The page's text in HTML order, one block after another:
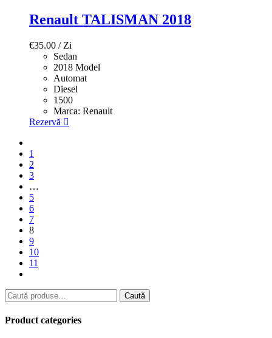
Renault TALISMAN 2018
€35.00 / Zi
Sedan
2018 Model
Automat
Diesel
1500
Marca: Renault
Rezervă
1
2
3
…
5
6
7
8
9
10
11
Caută
după:
Caută
Product categories